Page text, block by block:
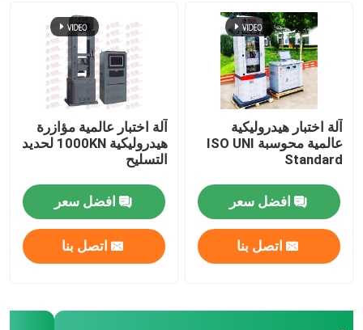
آلة اختبار هيدروليكية
عالمية محوسبة ISO UNI
Standard
افضل سعر
اتصل بنا
آلة اختبار عالمية مؤازرة
هيدروليكية 1000KN لحديد
التسليح
افضل سعر
اتصل بنا